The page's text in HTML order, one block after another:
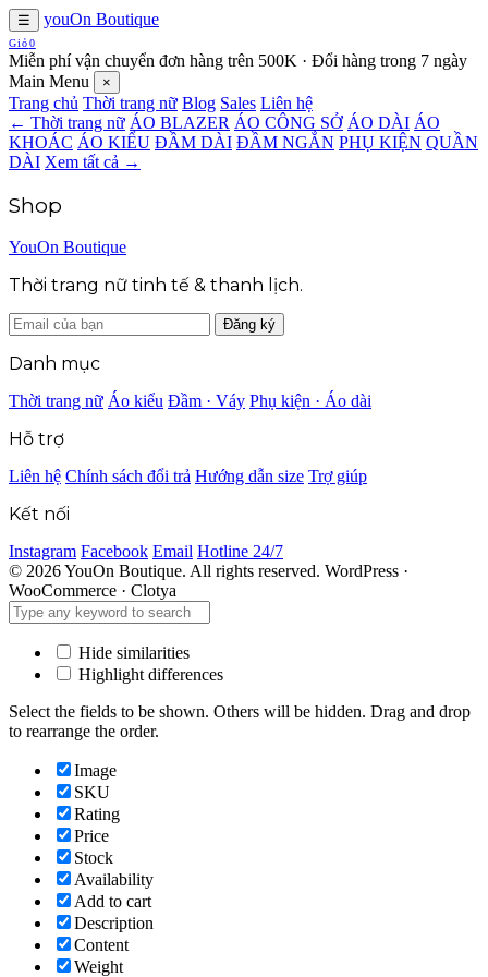
☰ youOn Boutique
Giỏ0
Miễn phí vận chuyển đơn hàng trên 500K · Đổi hàng trong 7 ngày
Main Menu
×
Trang chủ Thời trang nữ Blog Sales Liên hệ
← Thời trang nữ ÁO BLAZER ÁO CÔNG SỞ ÁO DÀI ÁO
KHOÁC ÁO KIỂU ĐẦM DÀI ĐẦM NGẮN PHỤ KIỆN QUẦN
DÀI Xem tất cả →
Shop
YouOn Boutique
Thời trang nữ tinh tế & thanh lịch.
Đăng ký
Danh mục
Thời trang nữ Áo kiểu Đầm · Váy Phụ kiện · Áo dài
Hỗ trợ
Liên hệ Chính sách đổi trả Hướng dẫn size Trợ giúp
Kết nối
Instagram Facebook Email Hotline 24/7
© 2026 YouOn Boutique. All rights reserved. WordPress ·
WooCommerce · Clotya
Hide similarities
Highlight differences
Select the fields to be shown. Others will be hidden. Drag and drop
to rearrange the order.
Image
SKU
Rating
Price
Stock
Availability
Add to cart
Description
Content
Weight